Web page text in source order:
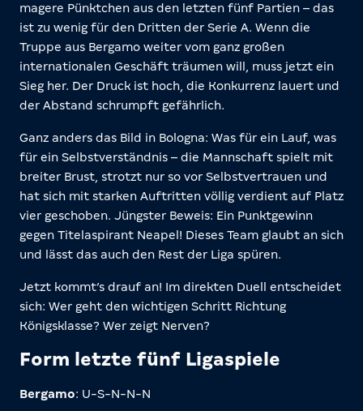
magere Pünktchen aus den letzten fünf Partien – das
ist zu wenig für den Dritten der Serie A. Wenn die
Truppe aus Bergamo weiter vom ganz großen
internationalen Geschäft träumen will, muss jetzt ein
Sieg her. Der Druck ist hoch, die Konkurrenz lauert und
der Abstand schrumpft gefährlich.
Ganz anders das Bild in Bologna: Was für ein Lauf, was
für ein Selbstverständnis – die Mannschaft spielt mit
breiter Brust, strotzt nur so vor Selbstvertrauen und
hat sich mit starken Auftritten völlig verdient auf Platz
vier geschoben. Jüngster Beweis: Ein Punktgewinn
gegen Titelaspirant Neapel! Dieses Team glaubt an sich
und lässt das auch den Rest der Liga spüren.
Jetzt kommt’s drauf an! Im direkten Duell entscheidet
sich: Wer geht den wichtigen Schritt Richtung
Königsklasse? Wer zeigt Nerven?
Form letzte fünf Ligaspiele
Bergamo: U-S-N-N-N